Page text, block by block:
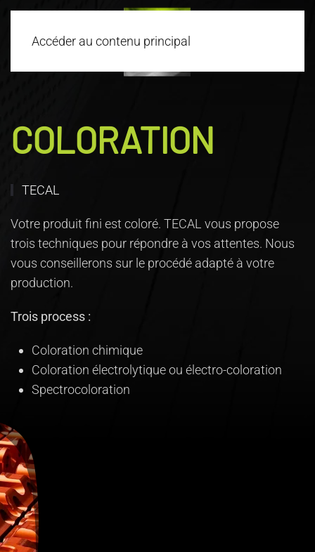
Accéder au contenu principal
COLORATION
TECAL
Votre produit fini est coloré. TECAL vous propose
trois techniques pour répondre à vos attentes. Nous
vous conseillerons sur le procédé adapté à votre
production.
Trois process :
Coloration chimique
Coloration électrolytique ou électro-coloration
Spectrocoloration
1